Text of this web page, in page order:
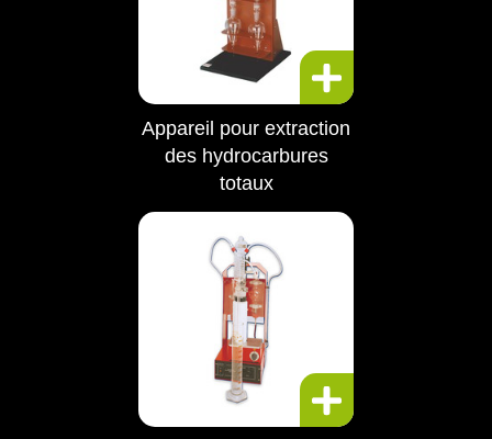
Appareil pour extraction
des hydrocarbures
totaux